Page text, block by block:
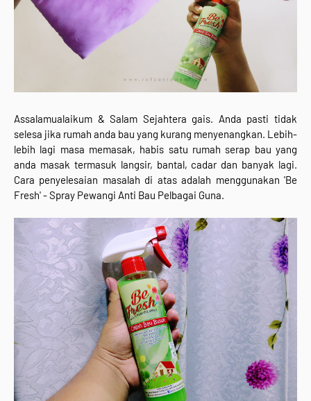
Assalamualaikum & Salam Sejahtera gais. Anda pasti tidak
selesa jika rumah anda bau yang kurang menyenangkan. Lebih-
lebih lagi masa memasak, habis satu rumah serap bau yang
anda masak termasuk langsir, bantal, cadar dan banyak lagi.
Cara penyelesaian masalah di atas adalah menggunakan 'Be
Fresh' - Spray Pewangi Anti Bau Pelbagai Guna.